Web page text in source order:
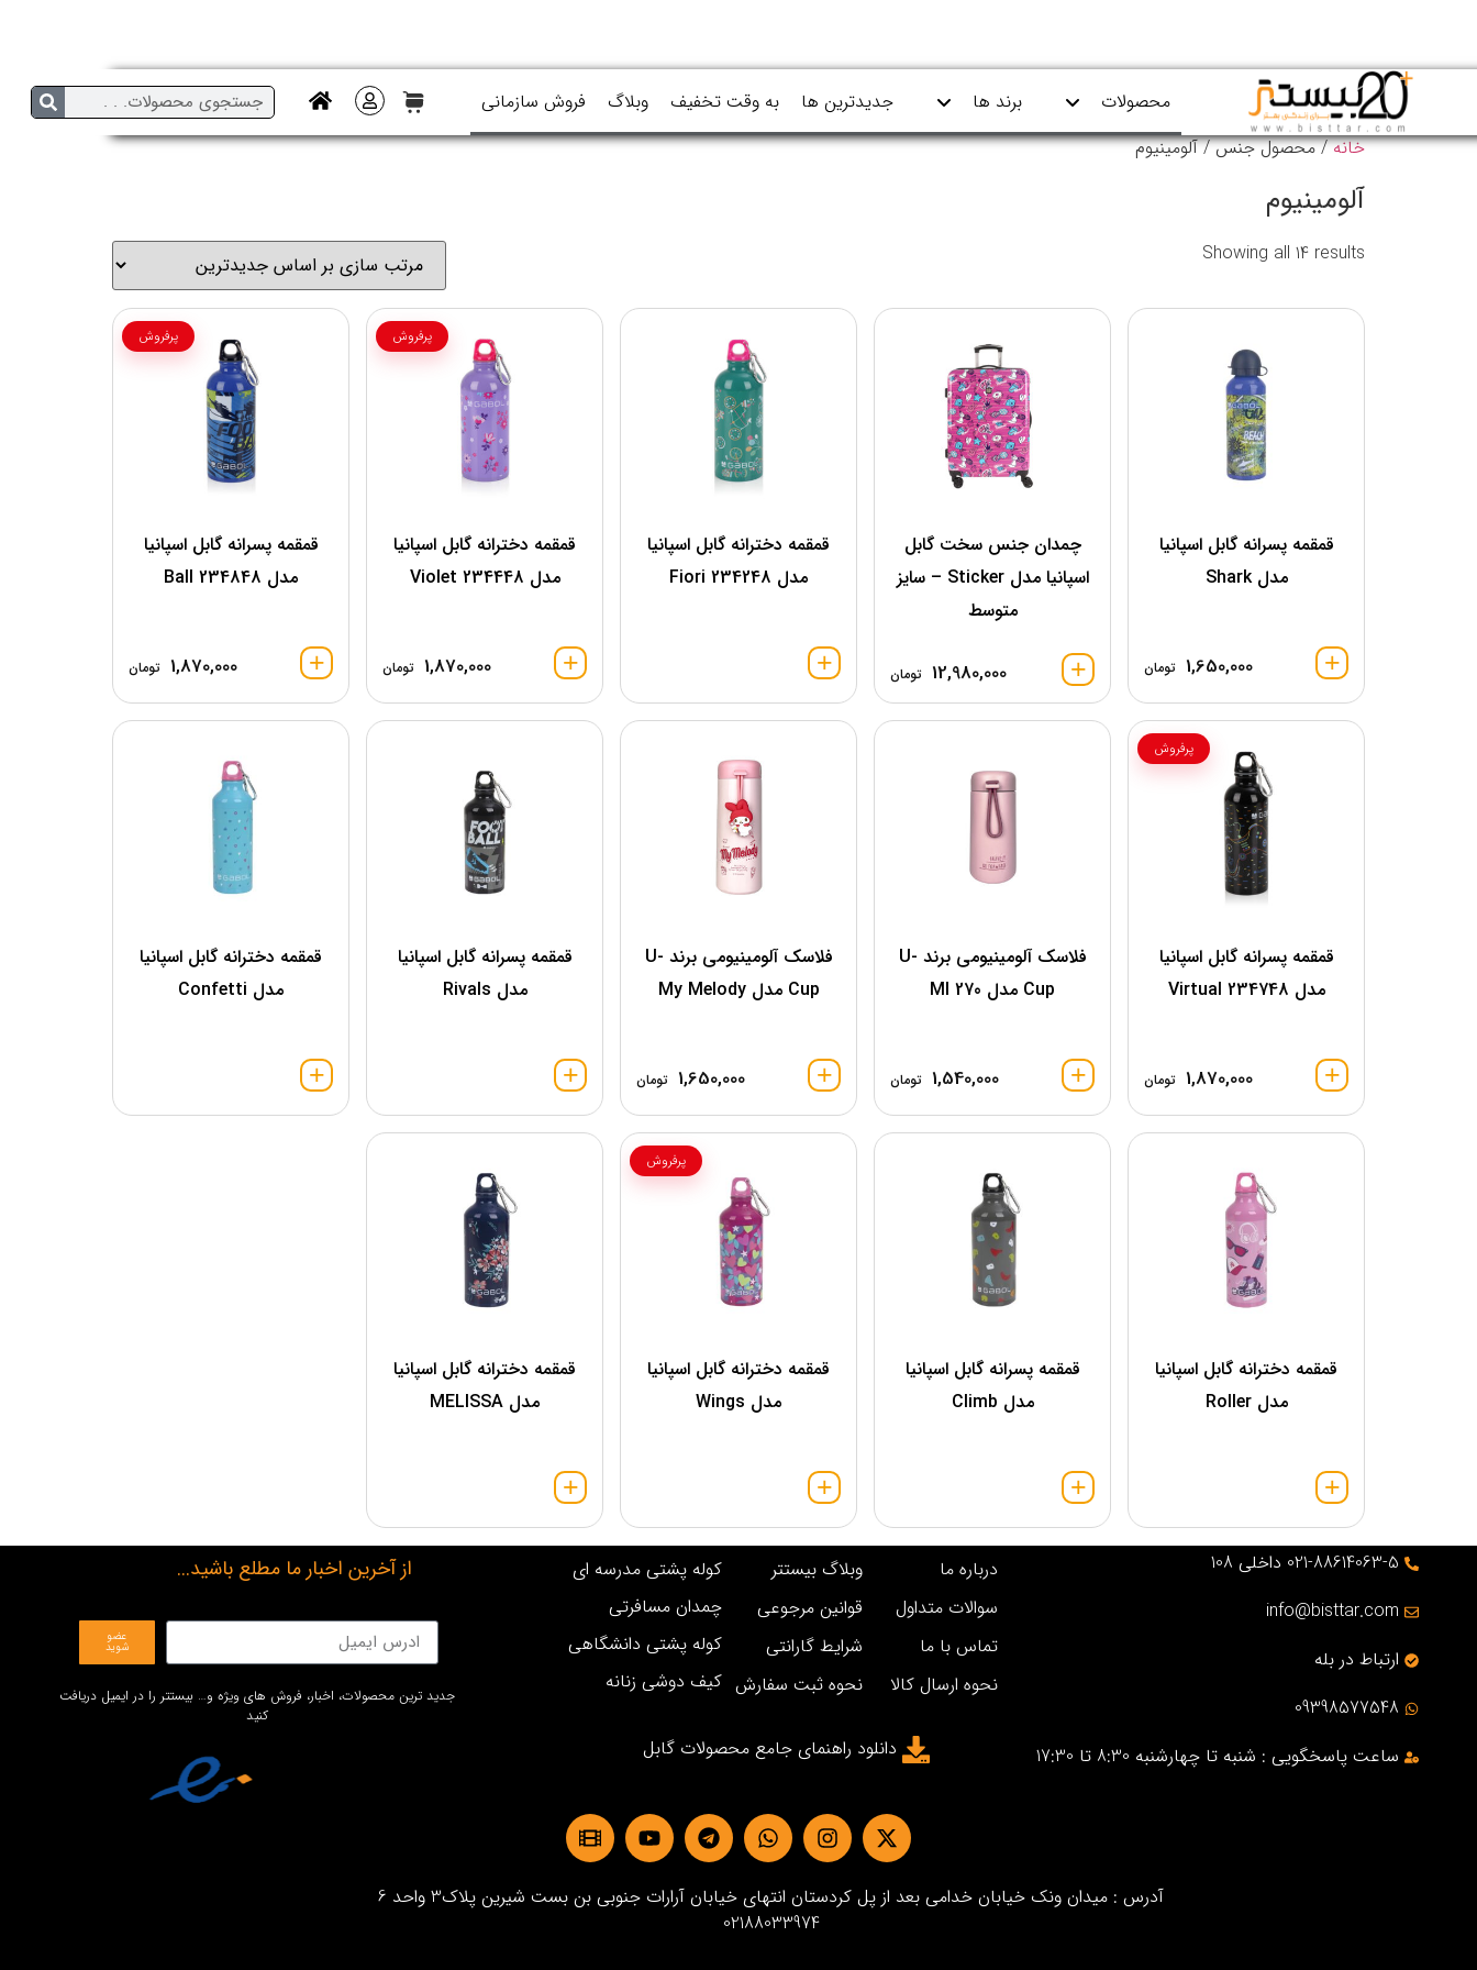
محصولات برند ها جدیدترین ها به وقت تخفیف وبلاگ
فروش سازمانی
خانه/ محصول جنس / آلومینیوم
آلومینیوم
Showing all 14 results
قمقمه پسرانه گابل اسپانیا
مدل Shark
1,650,000 تومان
چمدان جنس سخت گابل
اسپانیا مدل Sticker – سایز
متوسط
12,980,000 تومان
قمقمه دخترانه گابل اسپانیا
مدل 234248 Fiori
قمقمه دخترانه گابل اسپانیا
مدل 234448 Violet
1,870,000 تومان
پرفروش
قمقمه پسرانه گابل اسپانیا
مدل 234848 Ball
1,870,000 تومان
پرفروش
قمقمه پسرانه گابل اسپانیا
مدل 234748 Virtual
1,870,000 تومان
پرفروش
فلاسک آلومینیومی برند U-
Cup مدل 270 Ml
1,540,000 تومان
فلاسک آلومینیومی برند U-
Cup مدل My Melody
1,650,000 تومان
قمقمه پسرانه گابل اسپانیا
مدل Rivals
قمقمه دخترانه گابل اسپانیا
مدل Confetti
قمقمه دخترانه گابل اسپانیا
مدل Roller
قمقمه پسرانه گابل اسپانیا
مدل Climb
قمقمه دخترانه گابل اسپانیا
مدل Wings
پرفروش
قمقمه دخترانه گابل اسپانیا
مدل MELISSA
021-88614063-5 داخلی 108
info@bisttar.com
ارتباط در بله
09398577548
ساعت پاسخگویی : شنبه تا چهارشنبه 8:30 تا 17:30
درباره ما
سوالات متداول
تماس با ما
نحوه ارسال کالا
وبلاگ بیستتر
قوانین مرجوعی
شرایط گارانتی
نحوه ثبت سفارش
کوله پشتی مدرسه ای
چمدان مسافرتی
کوله پشتی دانشگاهی
کیف دوشی زنانه
دانلود راهنمای جامع محصولات گابل
از آخرین اخبار ما مطلع باشید...
عضو
شوید
جدید ترین محصولات، اخبار، فروش های ویژه و… بیستتر را در ایمیل دریافت
کنید
آدرس : میدان ونک خیابان خدامی بعد از پل کردستان انتهای خیابان آرارات جنوبی بن بست شیرین پلاک3 واحد 6
02188033974